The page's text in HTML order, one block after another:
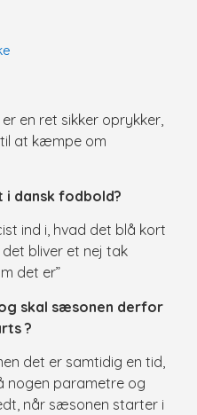
en ret sikker oprykker,
at kæmpe om
dansk fodbold?
ind i, hvad det blå kort
bliver et nej tak
det er”
skal sæsonen derfor
?
det er samtidig en tid,
nogen parametre og
når sæsonen starter i